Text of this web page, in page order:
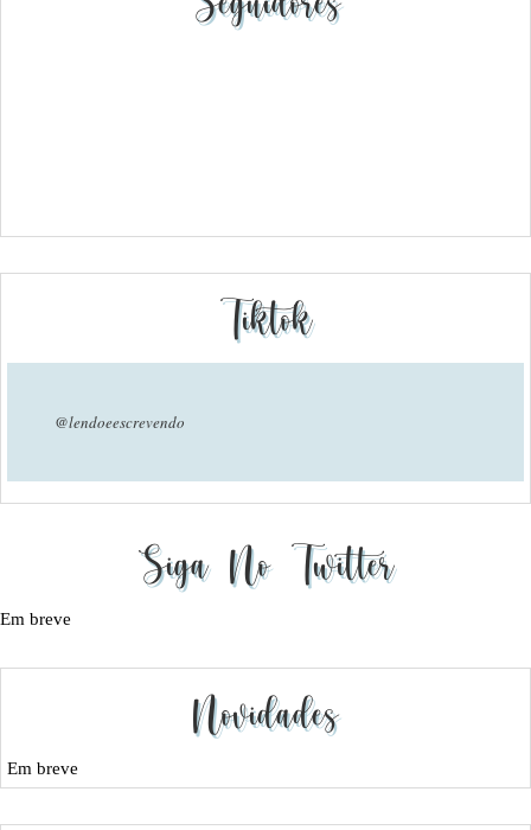
Tiktok
@lendoeescrevendo
Siga No Twitter
Em breve
Novidades
Em breve